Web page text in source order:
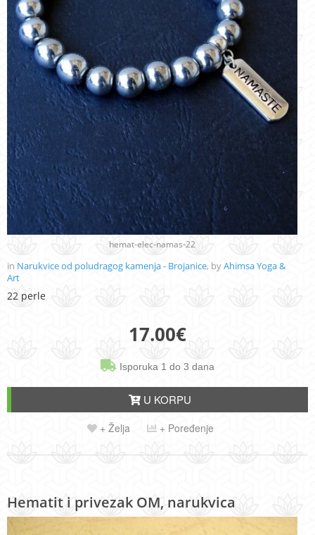
hemat-elec-namas-22
in Narukvice od poludragog kamenja - Brojanice, byAhimsa Yoga &
Art
22 perle
17.00€
Isporuka 1 do 3 dana
U KORPU
+ Želja + Poređenje
Hematit i privezak OM, narukvica